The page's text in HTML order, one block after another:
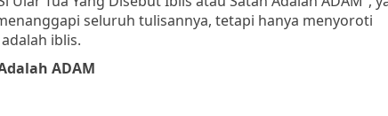
seluruh tulisannya, tetapi hanya menyoroti
iblis.
ADAM